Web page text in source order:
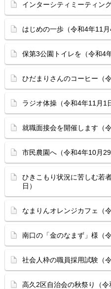
インターシティミーティン
はじめの一歩（令和4年11月
保第3公園トイレを（令和4
ひだまりさんのコーヒー（
ラジオ体操（令和4年11月1
就職面接会を開催します（
市民農園へ（令和4年10月29
ひきこもり状況に苦しむ若
日）
なまりんオレンジカフェ（
南口の「金のなまず」様（
社会人枠の職員採用試験（
高久2区自治会の秋祭り（令